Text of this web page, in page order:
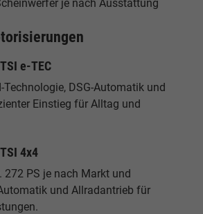
je nach Ausstattung
e-TEC
DSG-Automatik und
Einstieg für Alltag und
4x4
272 PS je nach Markt und
und Allradantrieb für